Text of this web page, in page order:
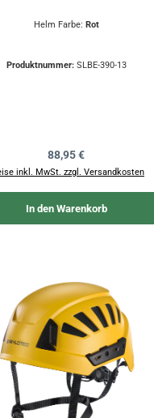
Helm Farbe: Rot
Produktnummer: SLBE-390-13
Regulärer Preis:
88,95 €
inkl. MwSt. zzgl. Versandkosten
In den Warenkorb